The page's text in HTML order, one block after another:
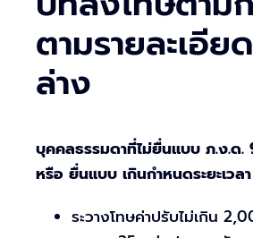
ตามรายละเอีย
ล่าง
บุคคลธรรมดาที่ไม่ยื่นแบบ ภ.ง.ด.
หรือ ยื่นแบบ เกินกำหนดระยะเวลา
ระวางโทษค่าปรับไม่เกิน